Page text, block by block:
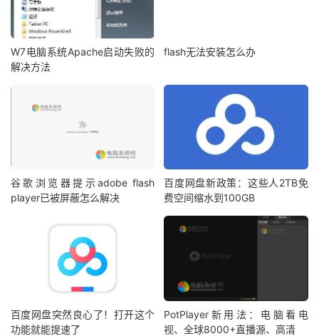
W7电脑系统Apache启动失败的
解决方法
flash无法安装怎么办
谷歌浏览器提示adobe flash
player已被屏蔽怎么解决
百度网盘新政策：这些人2TB免
费空间缩水到100GB
百度网盘突然良心了！打开这个
功能就能提速了
PotPlayer新用法：电脑看电
视、全球8000+直播源、高清